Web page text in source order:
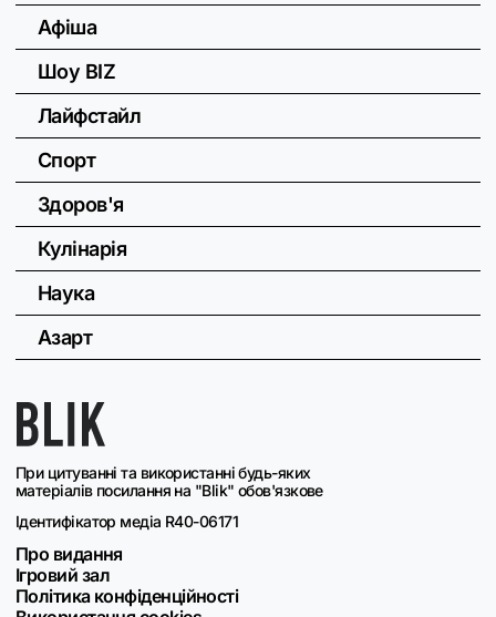
При цитуванні та використанні будь-яких
матеріалів посилання на "Blik" обов'язкове
Ідентифікатор медіа R40-06171
Про видання
Ігровий зал
Політика конфіденційності
Афіша
Шоу BIZ
Лайфстайл
Спорт
Здоров'я
Кулінарія
Наука
Азарт